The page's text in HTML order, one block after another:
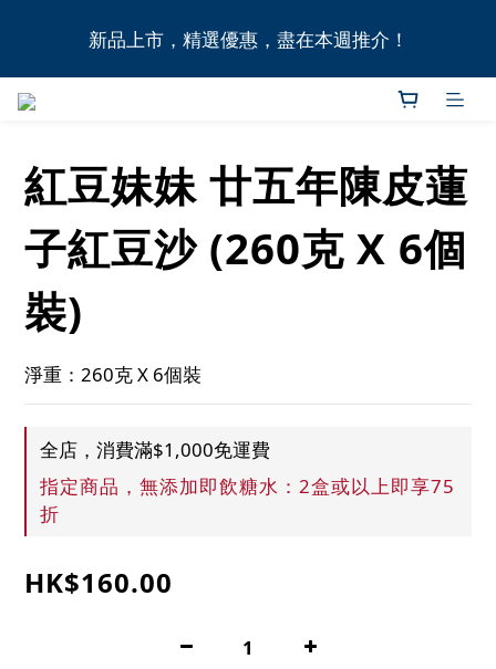
全港11間門市自取無門檻，買滿HK$1,000即享本地免
費送貨上門服務！
新品上市，精選優惠，盡在本週推介！
全港11間門市自取無門檻，買滿HK$1,000即享本地免
紅豆妹妹 廿五年陳皮蓮
子紅豆沙 (260克 X 6個
裝)
淨重：260克 X 6個裝
全店，消費滿$1,000免運費
指定商品，無添加即飲糖水：2盒或以上即享75
折
HK$160.00